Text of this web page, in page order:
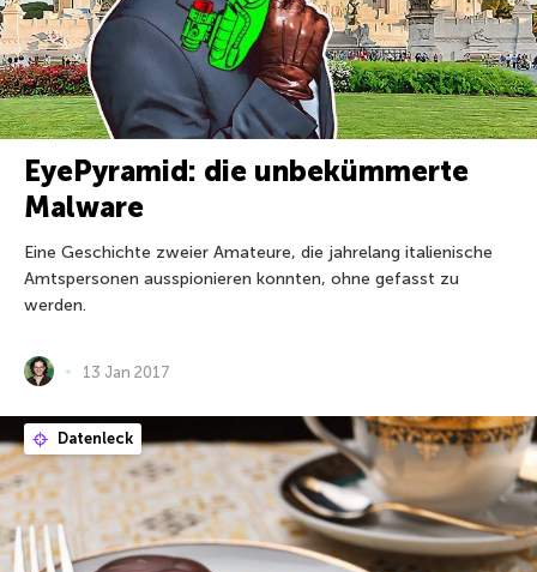
EyePyramid: die unbekümmerte
Malware
Eine Geschichte zweier Amateure, die jahrelang italienische
Amtspersonen ausspionieren konnten, ohne gefasst zu
werden.
13 Jan 2017
Datenleck